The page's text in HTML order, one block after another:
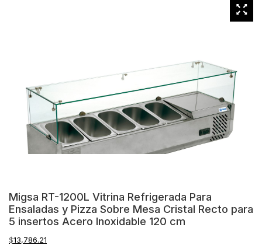
Migsa RT-1200L Vitrina Refrigerada Para
Ensaladas y Pizza Sobre Mesa Cristal Recto para
5 insertos Acero Inoxidable 120 cm
$13,786.21